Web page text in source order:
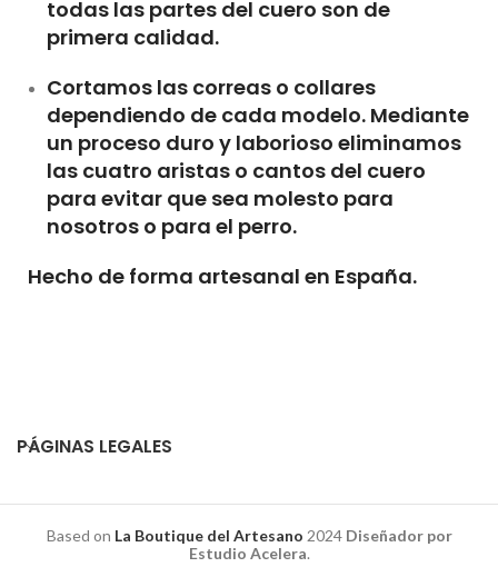
todas las partes del cuero son de
primera calidad.
Cortamos las correas o collares
dependiendo de cada modelo. Mediante
un proceso duro y laborioso eliminamos
las cuatro aristas o cantos del cuero
para evitar que sea molesto para
nosotros o para el perro.
Hecho de forma artesanal en España.
PÁGINAS LEGALES
Based on La Boutique del Artesano 2024 Diseñador por
Estudio Acelera.